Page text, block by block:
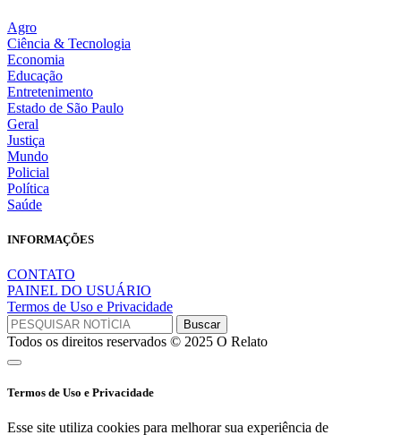
Agro
Ciência & Tecnologia
Economia
Educação
Entretenimento
Estado de São Paulo
Geral
Justiça
Mundo
Policial
Política
Saúde
INFORMAÇÕES
CONTATO
PAINEL DO USUÁRIO
Termos de Uso e Privacidade
Todos os direitos reservados © 2025 O Relato
Termos de Uso e Privacidade
Esse site utiliza cookies para melhorar sua experiência de